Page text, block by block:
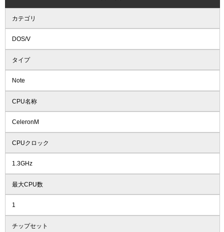
カテゴリ
DOS/V
タイプ
Note
CPU名称
CeleronM
CPUクロック
1.3GHz
最大CPU数
1
チップセット